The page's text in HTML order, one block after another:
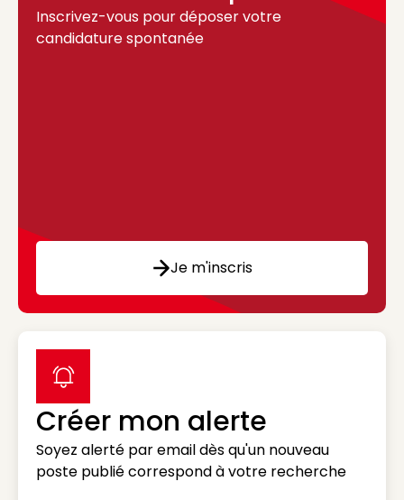
Inscrivez-vous pour déposer votre
candidature spontanée
Je m'inscris
Créer mon alerte
Soyez alerté par email dès qu'un nouveau
poste publié correspond à votre recherche
label icon